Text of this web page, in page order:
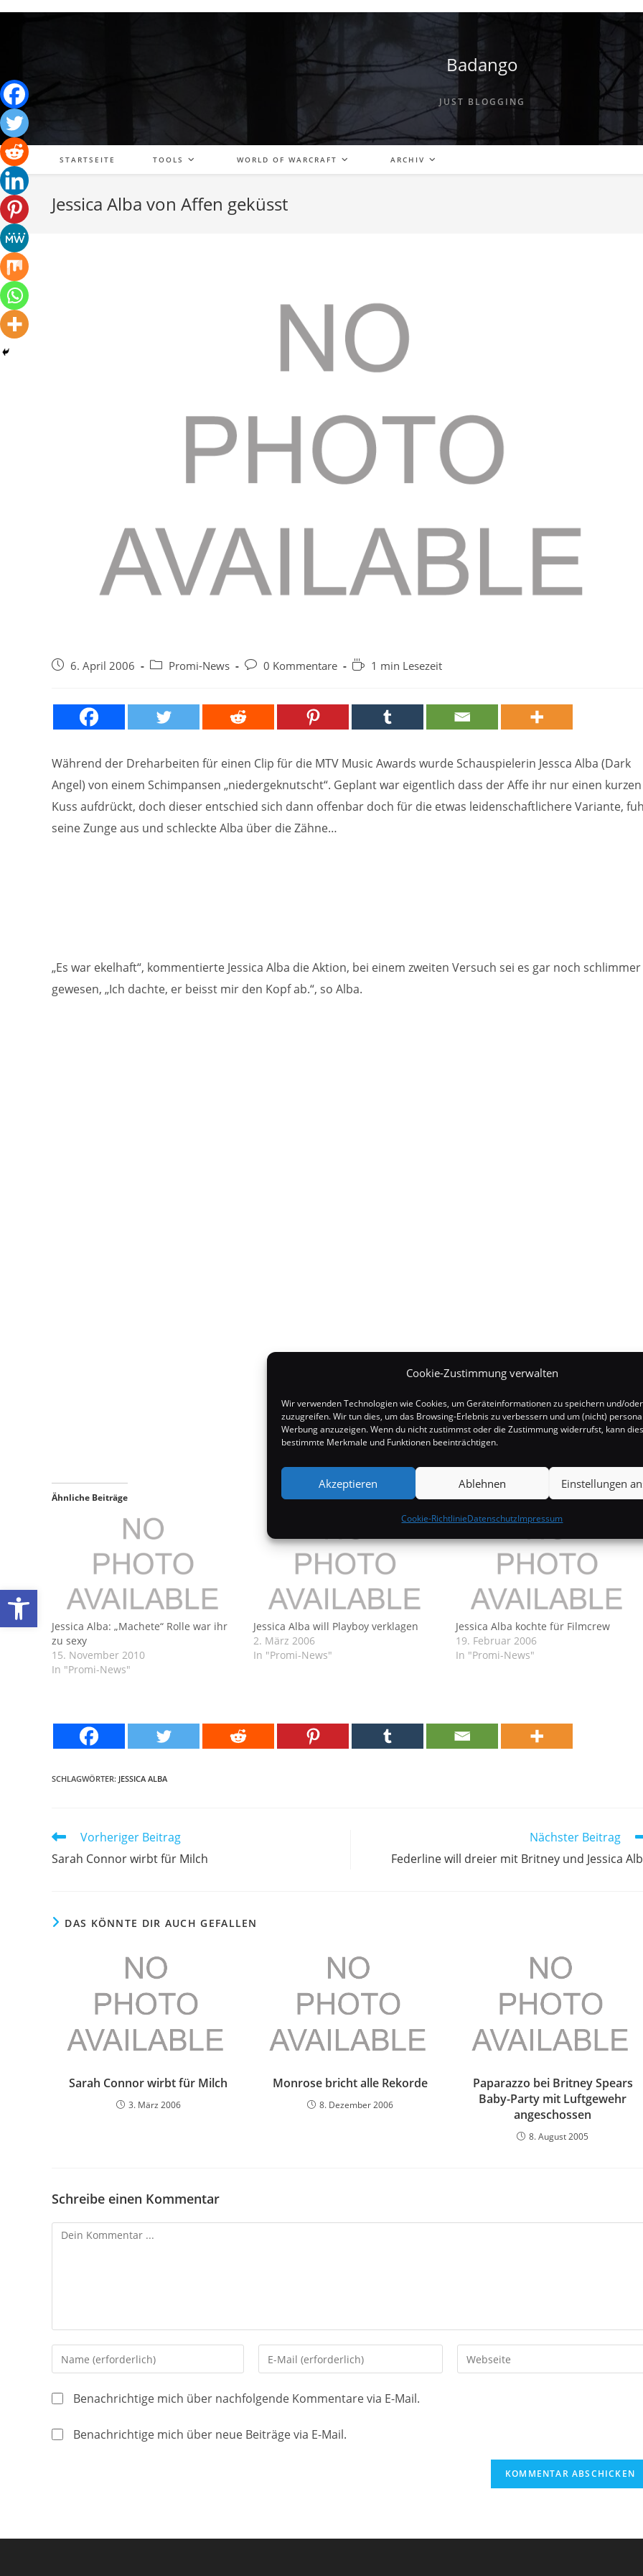
Werkzeugleiste öffnen
Cookie-Zustimmung verwalten
Wir verwenden Technologien wie Cookies, um Geräteinformationen zu speichern und/
zuzugreifen. Wir tun dies, um das Browsing-Erlebnis zu verbessern und um (nicht)
Werbung anzuzeigen. Wenn du nicht zustimmst oder die Zustimmung widerrufst, kann dies
bestimmte Merkmale und Funktionen beeinträchtigen.
Akzeptieren Ablehnen Einstellungen
Cookie-RichtlinieDatenschutzImpressum
Badango
JUST BLOGGING
STARTSEITE TOOLS WORLD OF WARCRAFT ARCHIV
Jessica Alba von Affen geküsst
Beitrag6. April 2006
Beitrags-
Promi-News
Beitrags-
0 Kommentare Lesedauer:
1 min Lesezeit
Während der Dreharbeiten für einen Clip für die MTV Music Awards wurde Schauspielerin Jessca Alba (Dark
Angel) von einem Schimpansen „niedergeknutscht“. Geplant war eigentlich dass der Affe ihr nur einen kurzen
Kuss aufdrückt, doch dieser entschied sich dann offenbar doch für die etwas leidenschaftlichere Variante,
seine Zunge aus und schleckte Alba über die Zähne…
„Es war ekelhaft“, kommentierte Jessica Alba die Aktion, bei einem zweiten Versuch sei es gar noch schlimmer
gewesen, „Ich dachte, er beisst mir den Kopf ab.“, so Alba.
Ähnliche Beiträge
Jessica Alba: „Machete“ Rolle war ihr
zu sexy
15. November 2010
In "Promi-News"
Jessica Alba will Playboy verklagen
2. März 2006
In "Promi-News"
Jessica Alba kochte für Filmcrew
19. Februar 2006
In "Promi-News"
SCHLAGWÖRTER: JESSICA ALBA
Weitere
ansehen
Vorheriger Beitrag
Sarah Connor wirbt für Milch
Nächster Beitrag
Federline will dreier mit Britney und Jessica
DAS KÖNNTE DIR AUCH GEFALLEN
Sarah Connor wirbt für Milch
3. März 2006
Monrose bricht alle Rekorde
8. Dezember 2006
Paparazzo bei Britney Spears
Baby-Party mit Luftgewehr
angeschossen
8. August 2005
Schreibe einen Kommentar
Kommentieren
Gib
deinen
Namen
Benutzernamen
Gib
deine
Mail-
Adresse
Gib
deine
Benachrichtige mich über nachfolgende Kommentare via E-Mail.
Benachrichtige mich über neue Beiträge via E-Mail.